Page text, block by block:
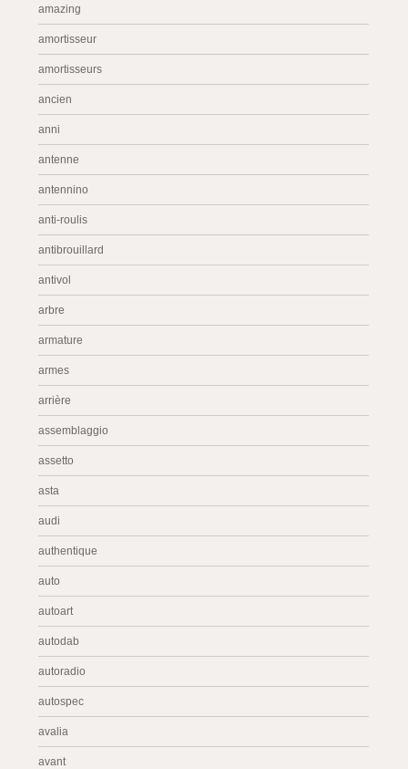
amazing
amortisseur
amortisseurs
ancien
anni
antenne
antennino
anti-roulis
antibrouillard
antivol
arbre
armature
armes
arrière
assemblaggio
assetto
asta
audi
authentique
auto
autoart
autodab
autoradio
autospec
avalia
avant